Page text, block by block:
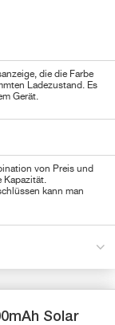
die die Farbe
Ladezustand. Es
Gerät.
von Preis und
Kapazität.
kann man
Solar